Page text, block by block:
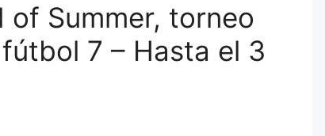
of Summer, torneo
7 – Hasta el 3